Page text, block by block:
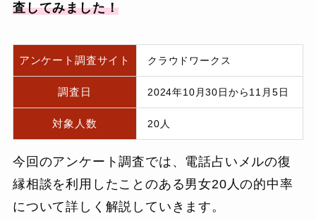
査してみました！
アンケート調査サイト クラウドワークス
調査日 2024年10月30日から11月5日
対象人数 20人
今回のアンケート調査では、電話占いメルの復
縁相談を利用したことのある男女20人の的中率
について詳しく解説していきます。